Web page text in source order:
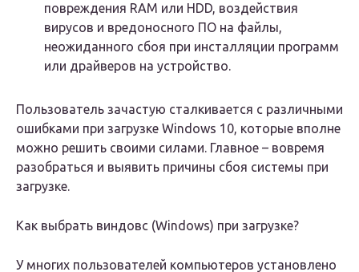
повреждения RAM или HDD, воздействия
вирусов и вредоносного ПО на файлы,
неожиданного сбоя при инсталляции программ
или драйверов на устройство.
Пользователь зачастую сталкивается с различными
ошибками при загрузке Windows 10, которые вполне
можно решить своими силами. Главное – вовремя
разобраться и выявить причины сбоя системы при
загрузке.
Как выбрать виндовс (Windows) при загрузке?
У многих пользователей компьютеров установлено